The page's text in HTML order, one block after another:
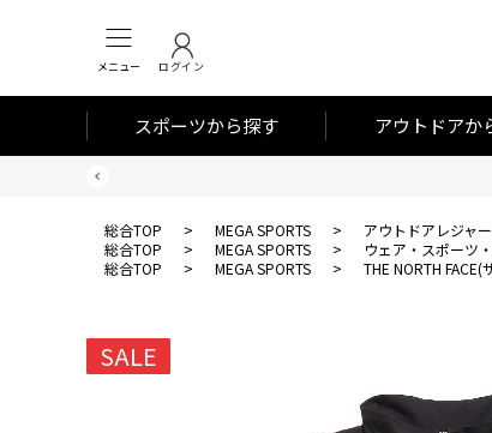
メニュー ログイン
スポーツから探す アウトドアか
総合TOP > MEGA SPORTS > アウトドアレジャー
総合TOP
> MEGA SPORTS > ウェア・スポーツ
総合TOP
> MEGA SPORTS > THE NORTH
SALE